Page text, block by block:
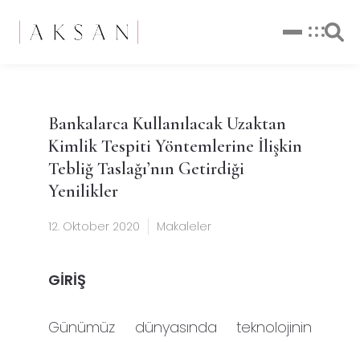
Bankalarca Kullanılacak Uzaktan
Kimlik Tespiti Yöntemlerine İlişkin
Tebliğ Taslağı’nın Getirdiği
Yenilikler
12. Oktober 2020 Makaleler
GİRİŞ
Günümüz dünyasında teknolojinin